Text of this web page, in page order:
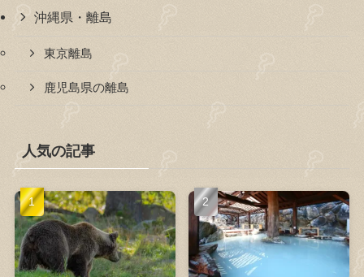
沖縄県・離島
東京離島
鹿児島県の離島
人気の記事